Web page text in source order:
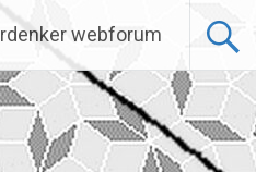
webforum